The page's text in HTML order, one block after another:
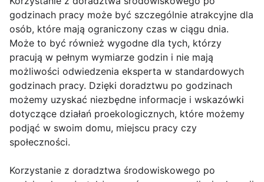
godzinach pracy może być szczególnie atrakcyjne dla
osób, które mają ograniczony czas w ciągu dnia.
Może to być również wygodne dla tych, którzy
pracują w pełnym wymiarze godzin i nie mają
możliwości odwiedzenia eksperta w standardowych
godzinach pracy. Dzięki doradztwu po godzinach
możemy uzyskać niezbędne informacje i wskazówki
dotyczące działań proekologicznych, które możemy
podjąć w swoim domu, miejscu pracy czy
społeczności.
Korzystanie z doradztwa środowiskowego po